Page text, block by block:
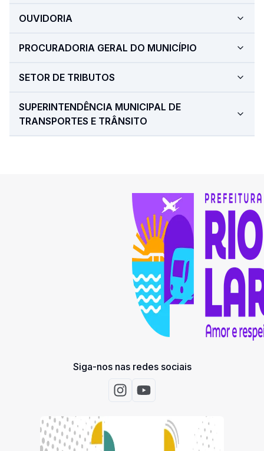
OUVIDORIA
PROCURADORIA GERAL DO MUNICÍPIO
SETOR DE TRIBUTOS
SUPERINTENDÊNCIA MUNICIPAL DE
TRANSPORTES E TRÂNSITO
Siga-nos nas redes sociais
Acessar Instagram
Acessar Youtube